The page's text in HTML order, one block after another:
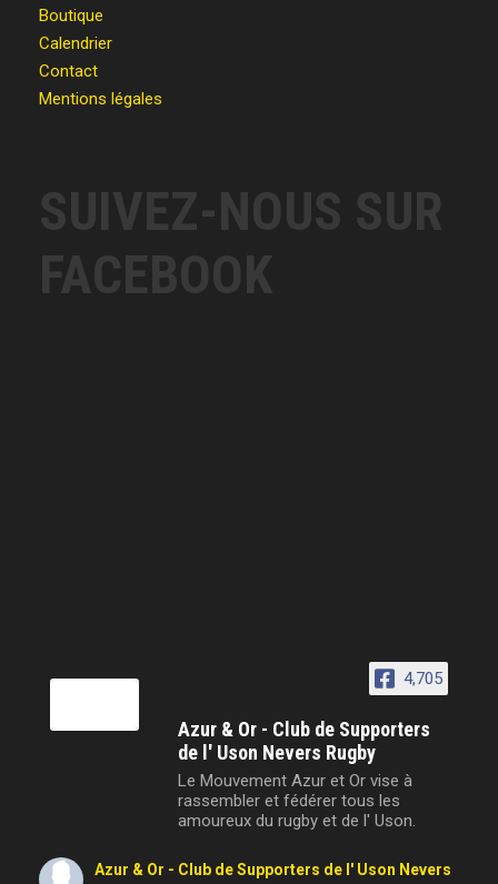
Boutique
Calendrier
Contact
Mentions légales
SUIVEZ-NOUS SUR
FACEBOOK
4,705
Azur & Or - Club de Supporters
de l' Uson Nevers Rugby
Le Mouvement Azur et Or vise à
rassembler et fédérer tous les
amoureux du rugby et de l' Uson.
Azur & Or - Club de Supporters de l' Uson Nevers